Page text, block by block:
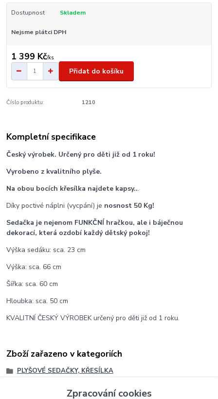
Dostupnost Skladem
Nejsme plátci DPH
1 399 Kč/ks
Přidat do košíku
Číslo produktu: 1210
Kompletní specifikace
Český výrobek. Určený pro děti již od 1 roku!
Vyrobeno z kvalitního plyše.
Na obou bocích křesílka najdete kapsy...
Díky poctivé náplni (vycpání) je nosnost 50 Kg!
Sedačka je nejenom FUNKČNÍ hračkou, ale i báječnou
dekorací, která ozdobí každý dětský pokoj!
Výška sedáku: sca. 23 cm
Výška: sca. 66 cm
Šířka: sca. 60 cm
Hloubka: sca. 50 cm
KVALITNÍ ČESKÝ VÝROBEK určený pro děti již od 1 roku.
Zboží zařazeno v kategoriích
PLYŠOVÉ SEDAČKY, KŘESÍLKA
Zpracování cookies